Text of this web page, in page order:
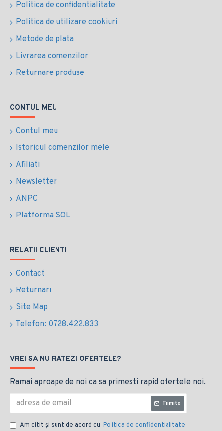
Politica de confidentialitate
Politica de utilizare cookiuri
Metode de plata
Livrarea comenzilor
Returnare produse
CONTUL MEU
Contul meu
Istoricul comenzilor mele
Afiliati
Newsletter
ANPC
Platforma SOL
RELATII CLIENTI
Contact
Returnari
Site Map
Telefon: 0728.422.833
VREI SA NU RATEZI OFERTELE?
Ramai aproape de noi ca sa primesti rapid ofertele noi.
Trimite
Am citit şi sunt de acord cu Politica de confidentialitate